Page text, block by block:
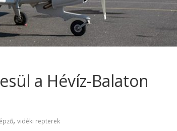
a Hévíz-Balaton
, vidéki repterek